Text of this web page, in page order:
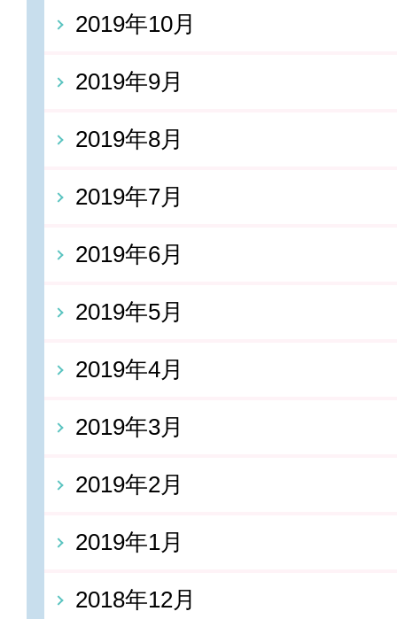
2019年10月
2019年9月
2019年8月
2019年7月
2019年6月
2019年5月
2019年4月
2019年3月
2019年2月
2019年1月
2018年12月